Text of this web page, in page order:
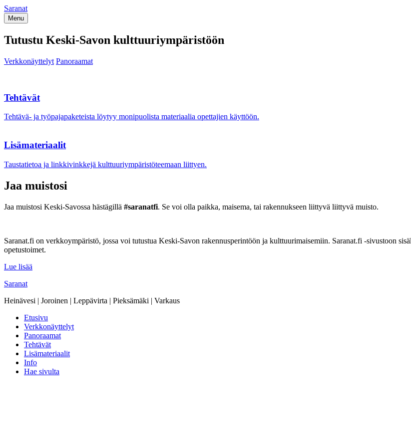
Siirry
sisältöön
Saranat
Menu
Tutustu Keski-Savon kulttuuriympäristöön
Verkkonäyttelyt Panoraamat
Tehtävät
Tehtävä- ja työpajapaketeista löytyy monipuolista materiaalia opettajien käyttöön.
Lisämateriaalit
Taustatietoa ja linkkivinkkejä kulttuuriympäristöteemaan liittyen.
Jaa muistosi
Jaa muistosi Keski-Savossa hästägillä #saranatfi. Se voi olla paikka, maisema, tai rakennukseen liittyvä liittyvä muisto.
Saranat.fi on verkkoympäristö, jossa voi tutustua Keski-Savon rakennusperintöön ja kulttuurimaisemiin. Saranat.fi -sivustoon
opetustoimet.
Lue lisää
Saranat
Heinävesi | Joroinen | Leppävirta | Pieksämäki | Varkaus
Etusivu
Verkkonäyttelyt
Panoraamat
Tehtävät
Lisämateriaalit
Info
Hae sivulta